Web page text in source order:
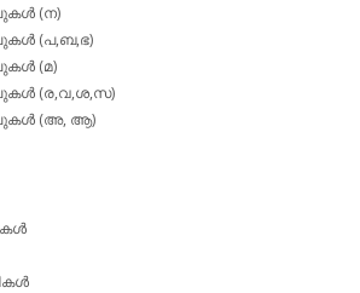
(ന)
(പ,ബ,ഭ)
(മ)
(ര,വ,ശ,സ)
(അ, ആ)